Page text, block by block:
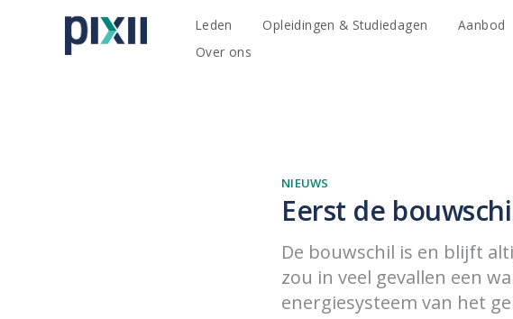
Leden Opleidingen & Studiedagen Aanbod
Over ons
NIEUWS
Eerst de
De bouwschil is en blijft
zou in veel gevallen een
energiesysteem van het